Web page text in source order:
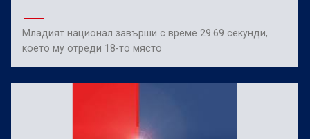
Младият национал завърши с време 29.69 секунди,
което му отреди 18-то място